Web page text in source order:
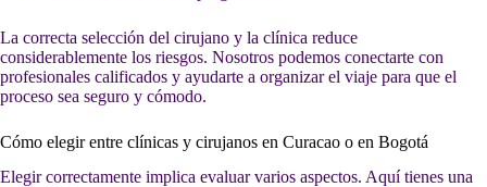
La correcta selección del cirujano y la clínica reduce
considerablemente los riesgos. Nosotros podemos conectarte con
profesionales calificados y ayudarte a organizar el viaje para que el
proceso sea seguro y cómodo.
Cómo elegir entre clínicas y cirujanos en Curacao o en Bogotá
Elegir correctamente implica evaluar varios aspectos. Aquí tienes una